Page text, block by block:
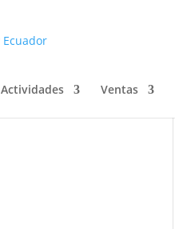
Actividades Ventas